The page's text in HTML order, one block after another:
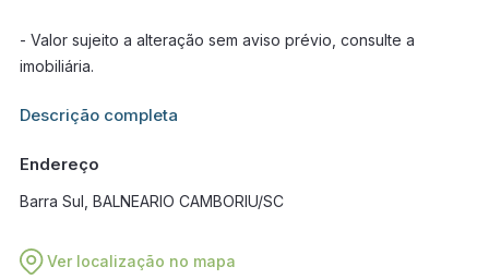
- Valor sujeito a alteração sem aviso prévio, consulte a
imobiliária.
Informações adicionais sobre este imóvel estarão disponíveis
Descrição completa
Endereço
Barra Sul, BALNEARIO CAMBORIU/SC
Ver localização no mapa